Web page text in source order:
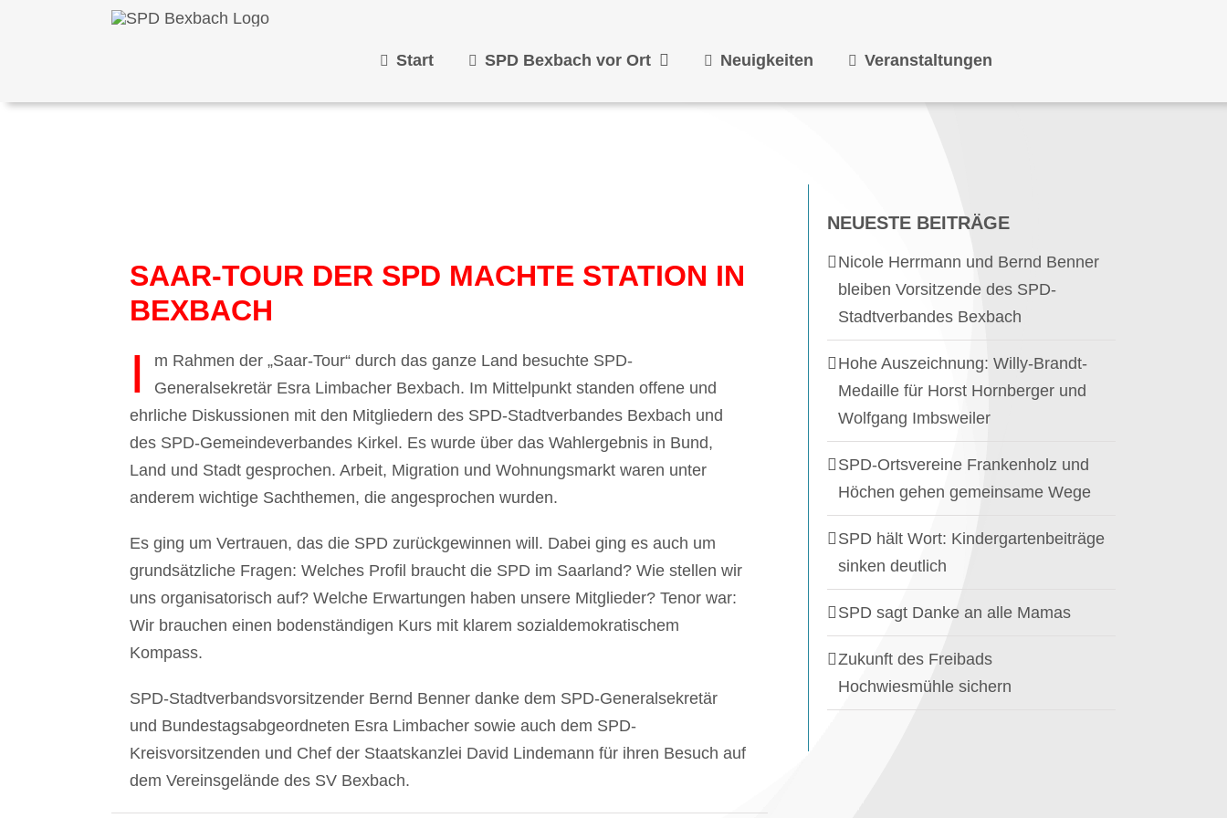
Start SPD Bexbach vor Ort Neuigkeiten Veranstaltungen
SAAR-TOUR DER SPD MACHTE STATION IN
BEXBACH
I
m Rahmen der „Saar-Tour“ durch das ganze Land besuchte SPD-
Generalsekretär Esra Limbacher Bexbach. Im Mittelpunkt standen offene und
ehrliche Diskussionen mit den Mitgliedern des SPD-Stadtverbandes Bexbach und
des SPD-Gemeindeverbandes Kirkel. Es wurde über das Wahlergebnis in Bund,
Land und Stadt gesprochen. Arbeit, Migration und Wohnungsmarkt waren unter
anderem wichtige Sachthemen, die angesprochen wurden.
Es ging um Vertrauen, das die SPD zurückgewinnen will. Dabei ging es auch um
grundsätzliche Fragen: Welches Profil braucht die SPD im Saarland? Wie stellen wir
uns organisatorisch auf? Welche Erwartungen haben unsere Mitglieder? Tenor war:
Wir brauchen einen bodenständigen Kurs mit klarem sozialdemokratischem
Kompass.
SPD-Stadtverbandsvorsitzender Bernd Benner danke dem SPD-Generalsekretär
und Bundestagsabgeordneten Esra Limbachersowie auch dem SPD-
Kreisvorsitzenden und Chef der Staatskanzlei David Lindemann für ihren Besuch auf
dem Vereinsgelände des SV Bexbach.
NEUESTE BEITRÄGE
Nicole Herrmann und Bernd Benner
bleiben Vorsitzende des SPD-
Stadtverbandes Bexbach
Hohe Auszeichnung: Willy-Brandt-
Medaille für Horst Hornberger und
Wolfgang Imbsweiler
SPD-Ortsvereine Frankenholz und
Höchen gehen gemeinsame Wege
SPD hält Wort: Kindergartenbeiträge
sinken deutlich
SPD sagt Danke an alle Mamas
Zukunft des Freibads
Hochwiesmühle sichern